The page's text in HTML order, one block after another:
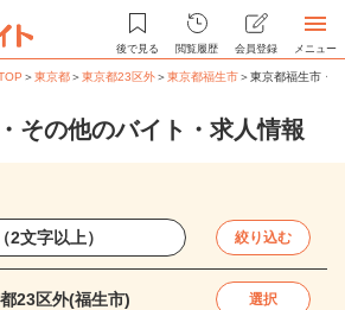
後で見る 閲覧履歴 会員登録 メニュー
＞東京都＞東京都23区外＞東京都福生市＞東京都福生市・
その他のバイト・求人情報
絞り込む
23区外(福生市) 選択